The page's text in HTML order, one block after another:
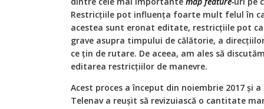
Restricțiile pot influența foarte mult felul în
acestea sunt eronat editate, restricțiile pot
grave asupra timpului de călătorie, a
ce țin de rutare. De aceea, am ales să
editarea restricțiilor de manevre.
Acest proces a început din noiembrie 2017 și
Telenav a reușit să revizuiască o cantitate